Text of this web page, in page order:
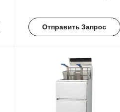
Отправить Запрос